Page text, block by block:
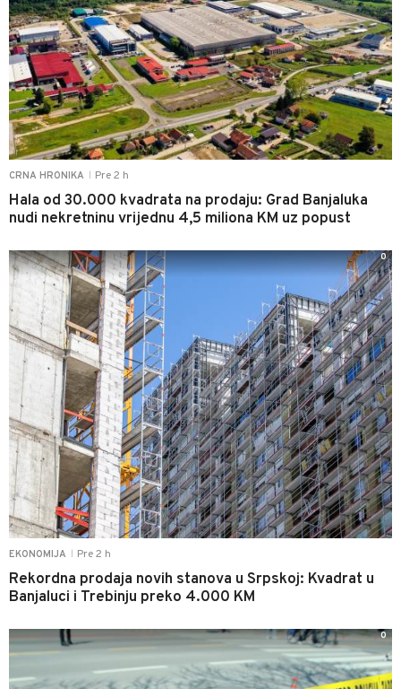
CRNA HRONIKA Pre 2 h
Hala od 30.000 kvadrata na prodaju: Grad Banjaluka
nudi nekretninu vrijednu 4,5 miliona KM uz popust
EKONOMIJA Pre 2 h
Rekordna prodaja novih stanova u Srpskoj: Kvadrat u
Banjaluci i Trebinju preko 4.000 KM
0
0